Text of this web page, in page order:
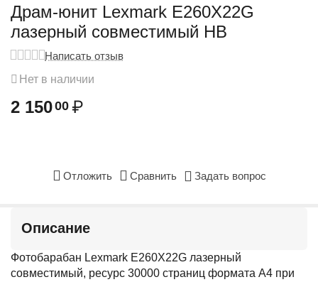
Драм-юнит Lexmark E260X22G
лазерный совместимый HB
Написать отзыв
Нет в наличии
2 15000 ₽
Отложить Сравнить Задать вопрос
Описание
Фотобарабан Lexmark E260X22G лазерный
совместимый, ресурс 30000 страниц формата А4 при